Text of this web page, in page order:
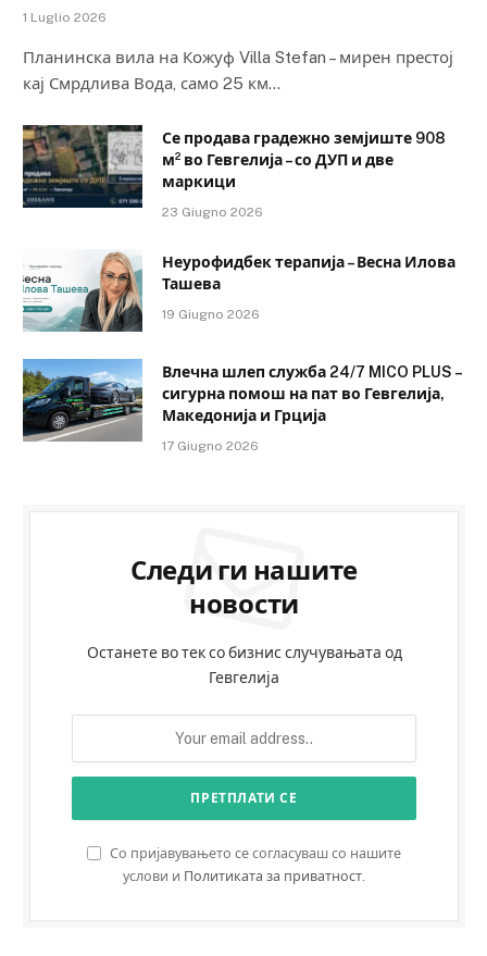
1 Luglio 2026
Планинска вила на Кожуф Villa Stefan – мирен престој
кај Смрдлива Вода, само 25 км…
Се продава градежно земјиште 908
м² во Гевгелија – со ДУП и две
маркици
23 Giugno 2026
Неурофидбек терапија – Весна Илова
Ташева
19 Giugno 2026
Влечна шлеп служба 24/7 MICO PLUS –
сигурна помош на пат во Гевгелија,
Македонија и Грција
17 Giugno 2026
Следи ги нашите
новости
Останете во тек со бизнис случувањата од
Гевгелија
Со пријавувањето се согласуваш со нашите
услови и Политиката за приватност